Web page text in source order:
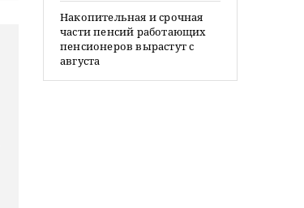
Накопительная и срочная
части пенсий работающих
пенсионеров вырастут с
августа